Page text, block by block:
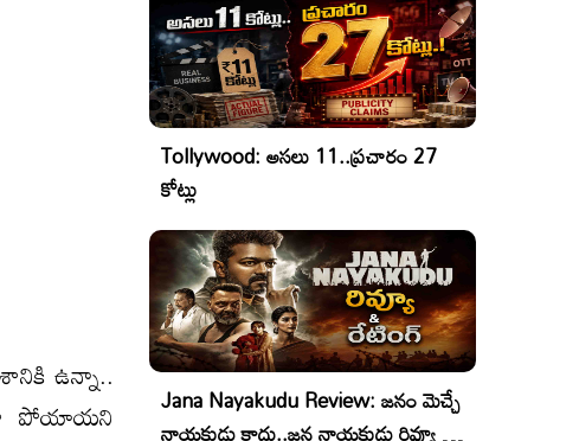
ఉన్నా..
పోయాయని
Tollywood: అసలు 11..ప్రచారం 27
కోట్లు
Jana Nayakudu Review: జనం మెచ్చే